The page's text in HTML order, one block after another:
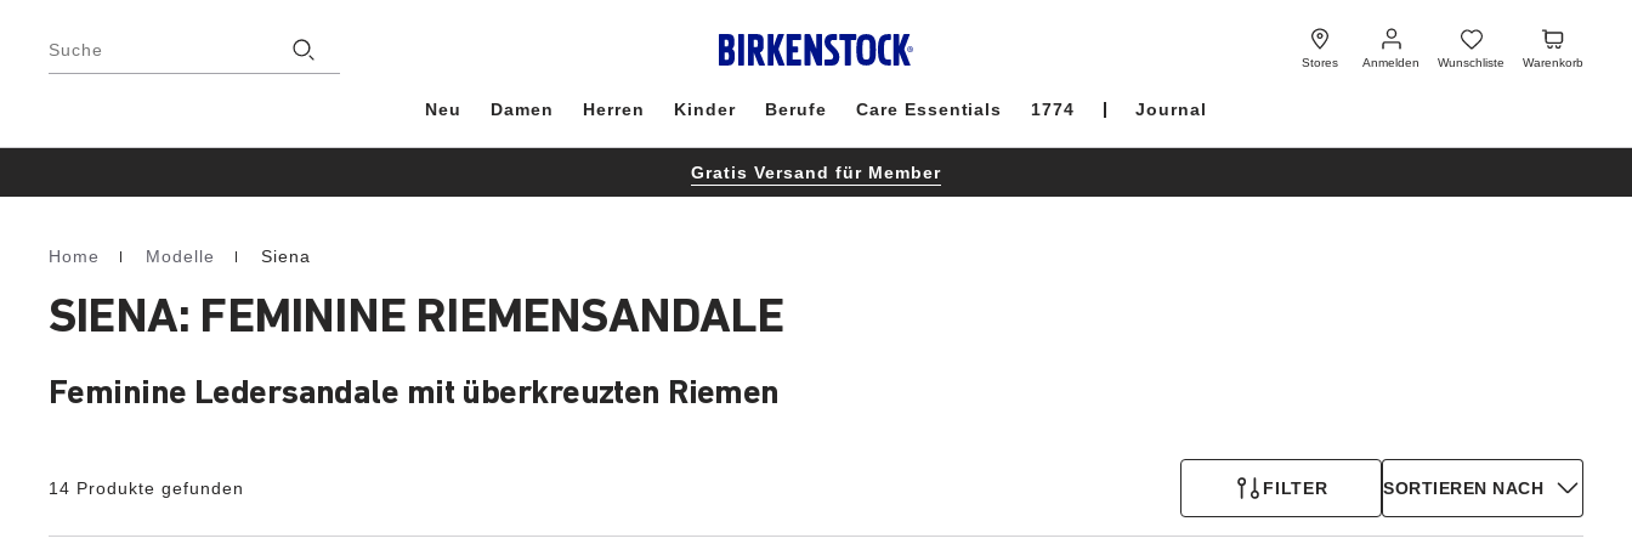
Suche
Stores Anmelden
Anmelden
Wunschliste
Wunschliste
Warenkorb
Warenkorb
Neu Damen Herren Kinder Berufe Care Essentials 1774 Journal
Gratis Versand für Member
Homepage
Home Modelle Siena
SIENA: FEMININE RIEMENSANDALE
Feminine Ledersandale mit überkreuzten Riemen
14 Produkte gefunden FILTER SORTIEREN NACH